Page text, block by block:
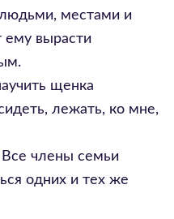
местами и
ему вырасти
щенка
лежать, ко мне,
Все члены семьи
одних и тех же